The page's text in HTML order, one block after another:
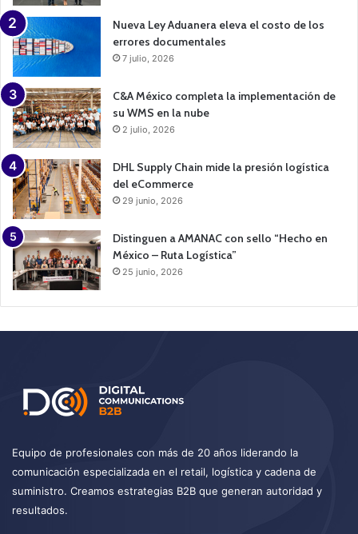
Nueva Ley Aduanera eleva el costo de los
errores documentales
7 julio, 2026
C&A México completa la implementación de
su WMS en la nube
2 julio, 2026
DHL Supply Chain mide la presión logística
del eCommerce
29 junio, 2026
Distinguen a AMANAC con sello “Hecho en
México – Ruta Logística”
25 junio, 2026
Equipo de profesionales con más de 20 años liderando la
comunicación especializada en el retail, logística y cadena de
suministro. Creamos estrategias B2B que generan autoridad y
resultados.